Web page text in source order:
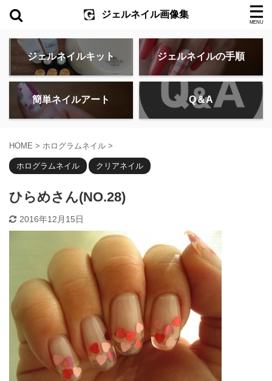
ジェルネイル画像集
ジェルネイルキット ジェルネイルの手順
簡単ネイルアート Q＆A
HOME > ホログラムネイル >
ホログラムネイル クリアネイル
ひらめさん(NO.28)
2016年12月15日